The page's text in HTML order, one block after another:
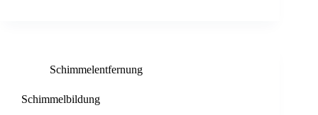
Schimmelentfernung
Schimmelbildung